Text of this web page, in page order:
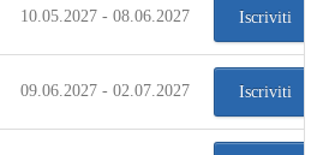
10.05.2027 - 08.06.2027 Iscriviti
09.06.2027 - 02.07.2027 Iscriviti